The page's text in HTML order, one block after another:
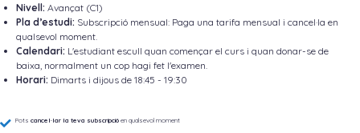
Nivell: Avançat (C1)
Pla d’estudi: Subscripció mensual: Paga una tarifa mensual i cancel·la en
qualsevol moment.
Calendari: L'estudiant escull quan començar el curs i quan donar-se de
baixa, normalment un cop hagi fet l'examen.
Horari: Dimarts i dijous de 18:45 - 19:30
Pots cancel·lar la teva subscripcióen qualsevol moment